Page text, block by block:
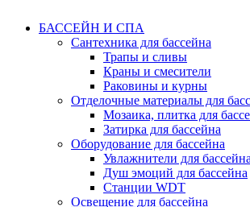
БАССЕЙН И СПА
Сантехника для бассейна
Трапы и сливы
Краны и смесители
Раковины и курны
Отделочные материалы для
Мозаика, плитка для
Затирка для бассейна
Оборудование для бассейна
Увлажнители для бассейна
Душ эмоций для бассейна
Станции WDT
Освещение для бассейна